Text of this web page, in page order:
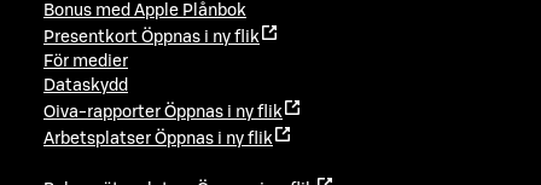
Bonus med Apple Plånbok
Presentkort Öppnas i ny flik
För medier
Dataskydd
Oiva-rapporter Öppnas i ny flik
Arbetsplatser Öppnas i ny flik